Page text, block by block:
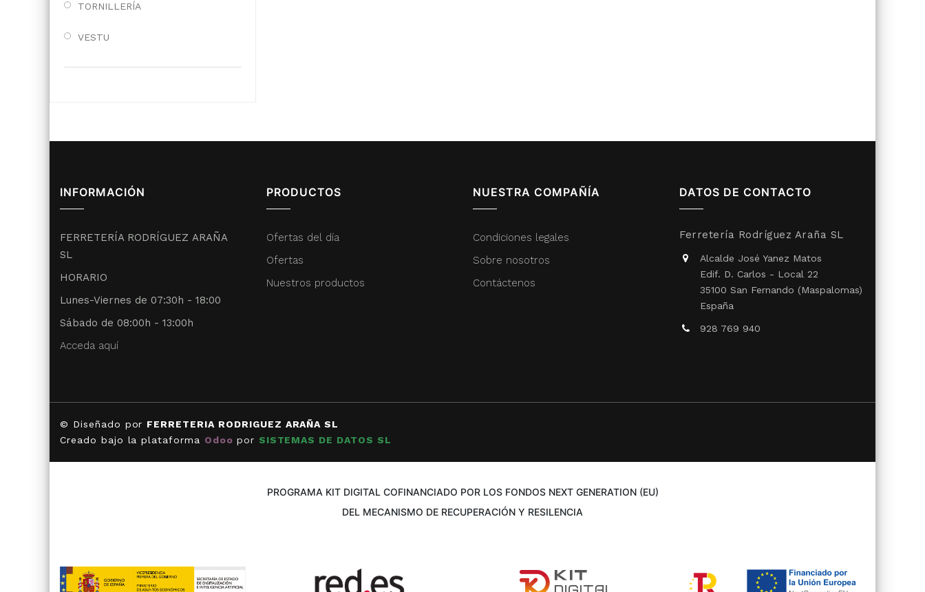
TORNILLERÍA
VESTU
INFORMACIÓN
FERRETERÍA RODRÍGUEZ ARAÑA
SL
HORARIO
Lunes-Viernes de 07:30h - 18:00
Sábado de 08:00h - 13:00h
Acceda aquí
PRODUCTOS
Ofertas del día
Ofertas
Nuestros productos
NUESTRA COMPAÑÍA
Condiciones legales
Sobre nosotros
Contáctenos
DATOS DE CONTACTO
Ferretería Rodríguez Araña SL
Alcalde José Yanez Matos
Edif. D. Carlos - Local 22
35100 San Fernando (Maspalomas)
España
928 769 940
© Diseñado por FERRETERIA RODRIGUEZ ARAÑA SL
Creado bajo la plataforma Odoo por SISTEMAS DE DATOS SL
PROGRAMA KIT DIGITAL COFINANCIADO POR LOS FONDOS NEXT GENERATION (EU)
DEL MECANISMO DE RECUPERACIÓN Y RESILENCIA